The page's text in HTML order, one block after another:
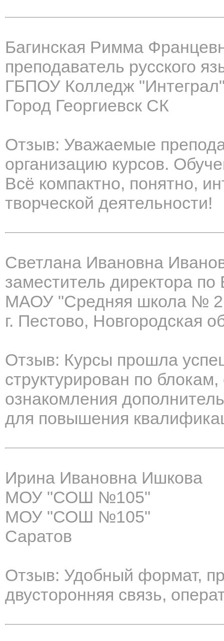
Багинская Римма
преподаватель русского
ГБПОУ Колледж
Город Георгиевск СК
Отзыв: Уважаемые
организацию курсов.
Всё компактно, понятно,
творческой деятельности!
Светлана Ивановна
заместитель директора по
МАОУ "Средняя школа № 2
г. Пестово, Новгородская
Отзыв: Курсы прошла
структурирован по
ознакомления
для повышения
Ирина Ивановна Ишкова
МОУ "СОШ №105"
МОУ "СОШ №105"
Саратов
Отзыв: Удобный формат,
двусторонняя связь,